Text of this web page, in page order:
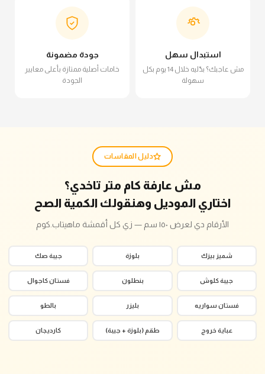
استبدال سهل
مش عاجبك؟ بدّليه خلال 14 يوم بكل
سهولة
جودة مضمونة
خامات أصلية ممتازة بأعلى معايير
الجودة
دليل المقاسات
مش عارفة كام متر تاخدي؟
اختاري الموديل وهنقولك الكمية الصح
الأرقام دي لعرض ١٥٠ سم — زي كل أقمشة ماهيتاب.كوم
شميز بيزك بلوزة جيبة صك
جيبة كلوش بنطلون فستان كاجوال
فستان سواريه بليزر بالطو
عباية خروج طقم (بلوزة + جيبة) كارديجان